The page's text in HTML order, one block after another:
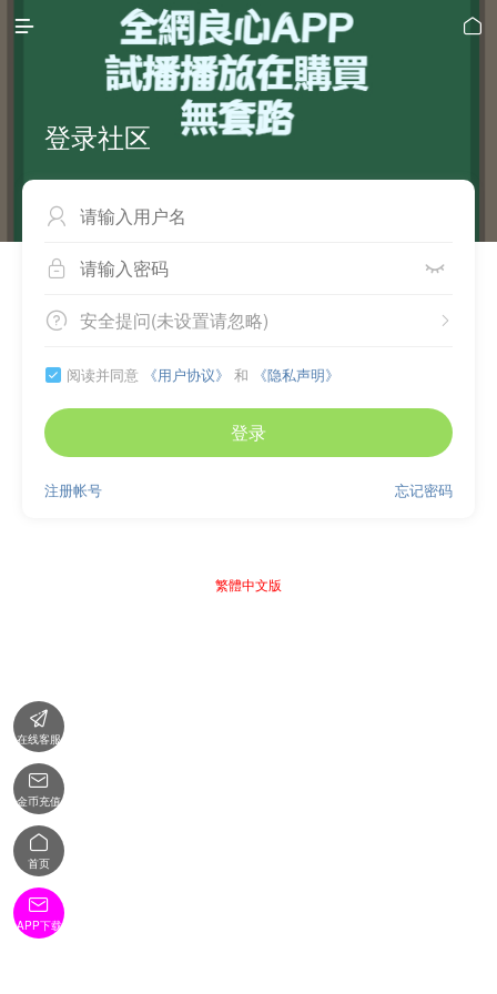
 
登录社区

 
 
安全提问(未设置请忽略)
 阅读并同意 《用户协议》 和 《隐私声明》
登录
忘记密码
注册帐号
繁體中文版

在线客服

金币充值

首页

APP下载